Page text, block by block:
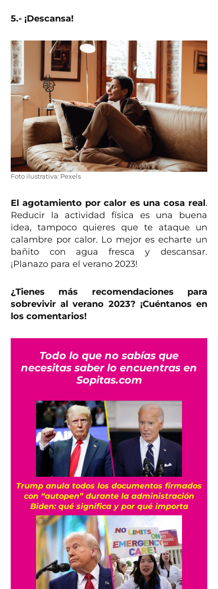
5.- ¡Descansa!
Foto ilustrativa: Pexels
El agotamiento por calor es una cosa real.
Reducir la actividad física es una buena
idea, tampoco quieres que te ataque un
calambre por calor. Lo mejor es echarte un
bañito con agua fresca y descansar.
¡Planazo para el verano 2023!
¿Tienes más recomendaciones para
sobrevivir al verano 2023? ¡Cuéntanos en
los comentarios!
Todo lo que no sabías que
necesitas saber lo encuentras en
Sopitas.com
Trump anula todos los documentos firmados
con “autopen” durante la administración
Biden: qué significa y por qué importa